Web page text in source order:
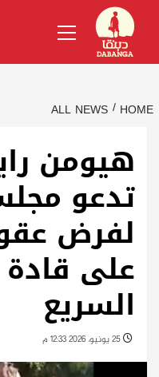
content
Menu
HOME
ALL NEWS
هيومن
تدعو
لفرض
على قادة
السريع